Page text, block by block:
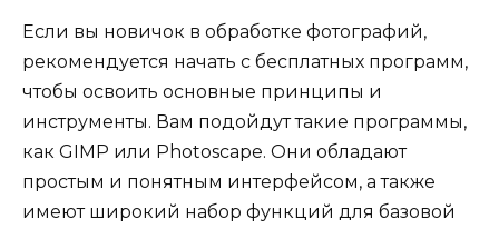
Если вы новичок в обработке фотографий,
рекомендуется начать с бесплатных программ,
чтобы освоить основные принципы и
инструменты. Вам подойдут такие программы,
как GIMP или Photoscape. Они обладают
простым и понятным интерфейсом, а также
имеют широкий набор функций для базовой